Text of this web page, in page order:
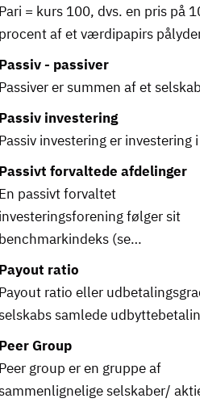
Pari = kurs 100, dvs. en pris på
procent af et værdipapirs
Passiv - passiver
Passiver er summen af et
Passiv investering
Passiv investering er investering
Passivt forvaltede afdelinger
En passivt forvaltet
investeringsforening følger sit
benchmarkindeks (se…
Payout ratio
Payout ratio eller
samlede
Peer Group
Peer group er en gruppe af
selskaber/